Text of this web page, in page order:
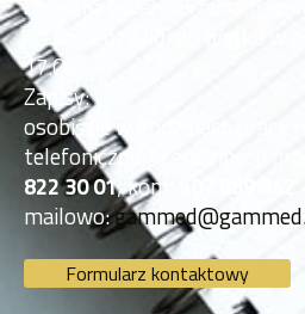
Zapisy na badania w ramach
od poniedziałku do piątku w
17.00
Zapisy:
osobiście w godzinach pracy
telefonicznie w godzinach
822 30 01; kom.
mailowo:
Formularz kontaktowy